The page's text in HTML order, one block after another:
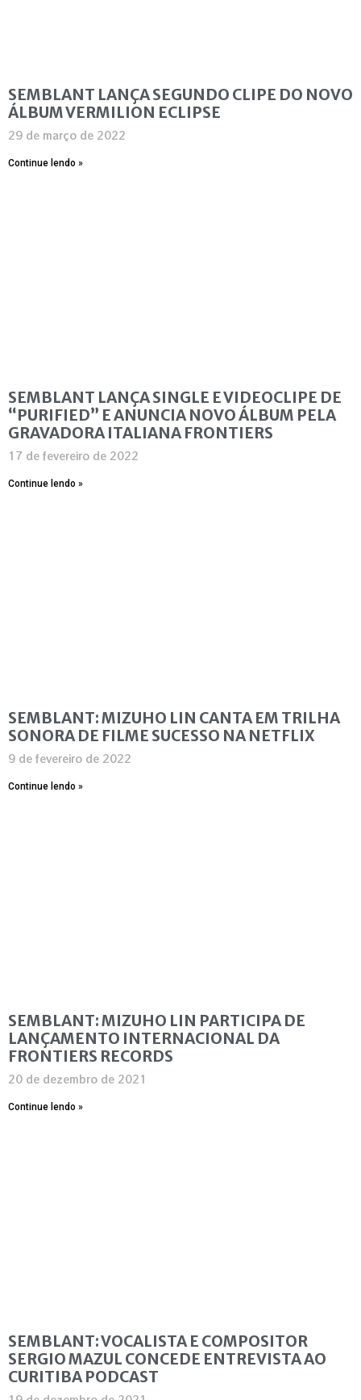
SEMBLANT LANÇA SEGUNDO CLIPE DO NOVO
ÁLBUM VERMILION ECLIPSE
29 de março de 2022
Continue lendo »
SEMBLANT LANÇA SINGLE E VIDEOCLIPE DE
“PURIFIED” E ANUNCIA NOVO ÁLBUM PELA
GRAVADORA ITALIANA FRONTIERS
17 de fevereiro de 2022
Continue lendo »
SEMBLANT: MIZUHO LIN CANTA EM TRILHA
SONORA DE FILME SUCESSO NA NETFLIX
9 de fevereiro de 2022
Continue lendo »
SEMBLANT: MIZUHO LIN PARTICIPA DE
LANÇAMENTO INTERNACIONAL DA
FRONTIERS RECORDS
20 de dezembro de 2021
Continue lendo »
SEMBLANT: VOCALISTA E COMPOSITOR
SERGIO MAZUL CONCEDE ENTREVISTA AO
CURITIBA PODCAST